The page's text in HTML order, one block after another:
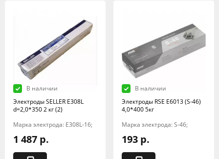
В наличии
Электроды SELLER E308L
d=2,0*350 2 кг (2)
Марка электрода: E308L-16;
1 487 р.
В наличии
Электроды RSE Е6013 (S-46)
4,0*400 5кг
Марка электрода: S-46;
193 р.